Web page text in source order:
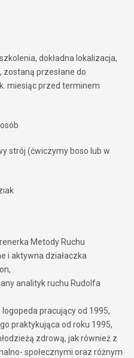
dokładna lokalizacja,
zostaną przesłane do
miesiąc przed terminem
strój (ćwiczymy boso lub w
Metody Ruchu
i aktywna działaczka
analityk ruchu Rudolfa
pracujący od 1995,
praktykująca od roku 1995,
zdrową, jak również z
społecznymi oraz różnym